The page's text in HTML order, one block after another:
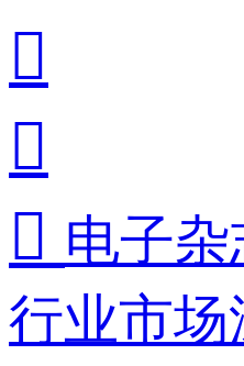


 电子杂
行业市